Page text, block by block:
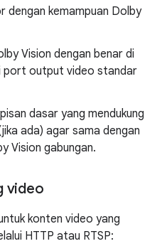
dengan kemampuan Dolby
Vision dengan benar di
port output video standar
dasar yang mendukung
ada) agar sama dengan
Vision gabungan.
video
konten video yang
HTTP atau RTSP: